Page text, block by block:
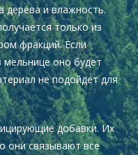
дерева и влажность.
только из
фракций. Если
мельнице оно будет
не подойдет для
добавки. Их
они связывают все